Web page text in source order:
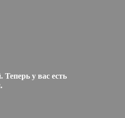
у вас есть